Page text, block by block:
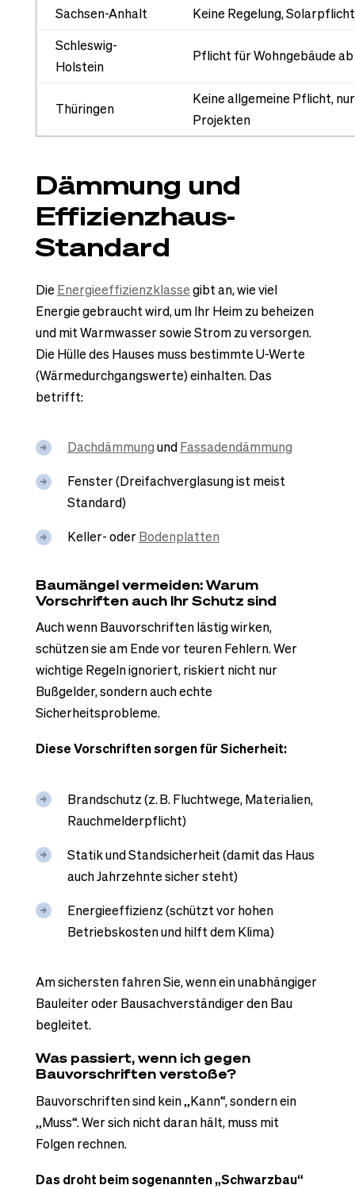
Sachsen-Anhalt
Keine Regelung,
Schleswig-
Holstein
Pflicht für Wohngebäude
Thüringen
Keine allgemeine Pflicht,
Projekten
Dämmung und
Effizienzhaus-
Standard
Die Energieeffizienzklassegibt an, wie viel
Energie gebraucht wird, um Ihr Heim zu beheizen
und mit Warmwasser sowie Strom zu versorgen.
Die Hülle des Hauses muss bestimmte U-Werte
(Wärmedurchgangswerte) einhalten. Das
betrifft:
DachdämmungundFassadendämmung
Fenster (Dreifachverglasung ist meist
Standard)
Keller- oderBodenplatten
Baumängel vermeiden: Warum
Vorschriften auch Ihr Schutz sind
Auch wenn Bauvorschriften lästig wirken,
schützen sie am Ende vor teuren Fehlern. Wer
wichtige Regeln ignoriert, riskiert nicht nur
Bußgelder, sondern auch echte
Sicherheitsprobleme.
Diese Vorschriften sorgen für Sicherheit:
Brandschutz (z. B. Fluchtwege, Materialien,
Rauchmelderpflicht)
Statik und Standsicherheit (damit das Haus
auch Jahrzehnte sicher steht)
Energieeffizienz (schützt vor hohen
Betriebskosten und hilft dem Klima)
Am sichersten fahren Sie, wenn ein unabhängiger
Bauleiter oder Bausachverständiger den Bau
begleitet.
Was passiert, wenn ich gegen
Bauvorschriften verstoße?
Bauvorschriften sind kein „Kann“, sondern ein
„Muss“. Wer sich nicht daran hält, muss mit
Folgen rechnen.
Das droht beim sogenannten „Schwarzbau“